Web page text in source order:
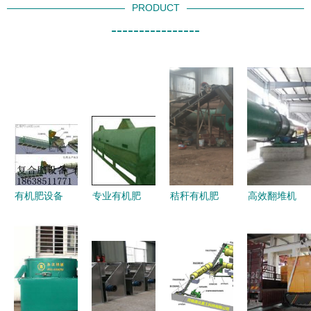
PRODUCT
----------------
有机肥设备
备生产线全
面解析——
以一正重工
翻堆机为例
专业有机肥
干、造粒到
翻堆的批发
资讯
秸秆有机肥
入门到规模
化生产的价
格指南
高效翻堆机
产工艺中的
关键作用与
应用